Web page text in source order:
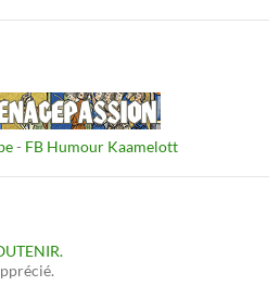
- FB Humour Kaamelott